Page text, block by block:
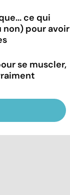
ce qui
pour avoir
se muscler,